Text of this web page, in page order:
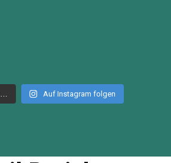
Auf Instagram folgen